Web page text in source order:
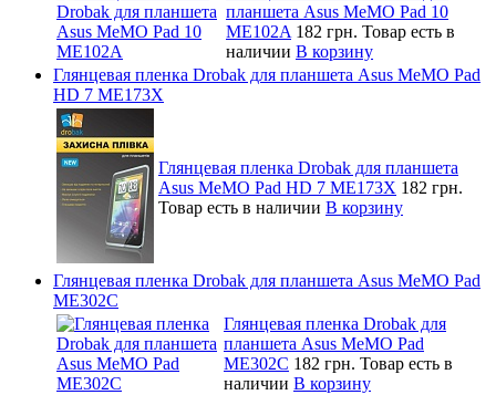
планшета Asus MeMO Pad 10
ME102A 182 грн. Товар есть в
наличии В корзину
Глянцевая пленка Drobak для планшета Asus MeMO Pad
HD 7 ME173X
Глянцевая пленка Drobak для планшета
Asus MeMO Pad HD 7 ME173X 182 грн.
Товар есть в наличии В корзину
Глянцевая пленка Drobak для планшета Asus MeMO Pad
ME302C
Глянцевая пленка Drobak для
планшета Asus MeMO Pad
ME302C 182 грн. Товар есть в
наличии В корзину